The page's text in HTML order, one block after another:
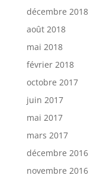
décembre 2018
août 2018
mai 2018
février 2018
octobre 2017
juin 2017
mai 2017
mars 2017
décembre 2016
novembre 2016